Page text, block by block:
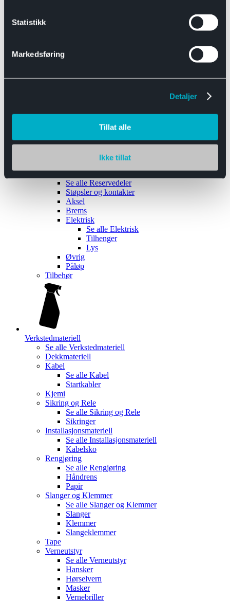
Statistikk
Markedsføring
Detaljer
Tillat alle
Ikke tillat
Båthengere
Reservedeler
Se alle Reservedeler
Støpsler og kontakter
Aksel
Brems
Elektrisk
Se alle Elektrisk
Tilhenger
Lys
Øvrig
Påløp
Tilbehør
Verkstedmateriell
Se alle Verkstedmateriell
Dekkmateriell
Kabel
Se alle Kabel
Startkabler
Kjemi
Sikring og Rele
Se alle Sikring og Rele
Sikringer
Installasjonsmateriell
Se alle Installasjonsmateriell
Kabelsko
Rengjøring
Se alle Rengjøring
Håndrens
Papir
Slanger og Klemmer
Se alle Slanger og Klemmer
Slanger
Klemmer
Slangeklemmer
Tape
Verneutstyr
Se alle Verneutstyr
Hansker
Hørselvern
Masker
Vernebriller